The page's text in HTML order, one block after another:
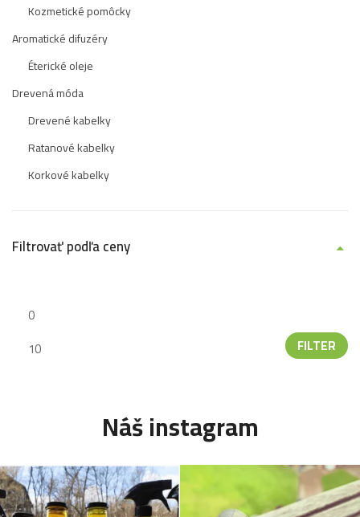
Kozmetické pomôcky
Aromatické difuzéry
Éterické oleje
Drevená móda
Drevené kabelky
Ratanové kabelky
Korkové kabelky
Filtrovať podľa ceny
FILTER
Náš instagram